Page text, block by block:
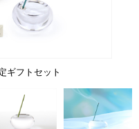
ギフトセット